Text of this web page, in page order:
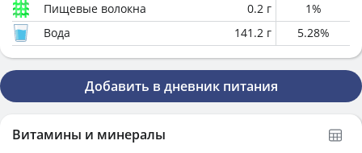
Пищевые волокна
0.2 г 1%
Вода
141.2 г 5.28%
Добавить в дневник питания
Витамины и минералы